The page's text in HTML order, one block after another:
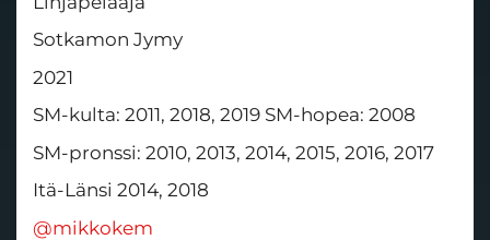
Sotkamon Jymy
2021
SM-kulta: 2011, 2018, 2019 SM-hopea: 2008
SM-pronssi: 2010, 2013, 2014, 2015, 2016, 2017
Itä-Länsi 2014, 2018
@mikkokem